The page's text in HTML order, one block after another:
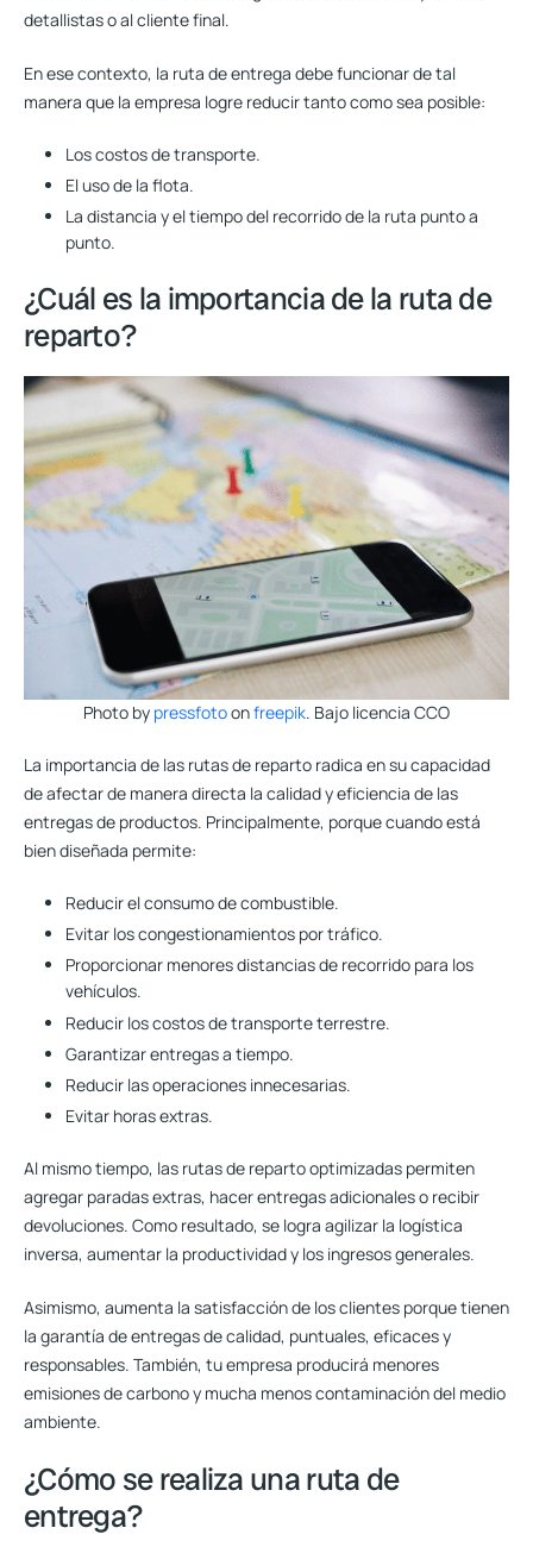
detallistas o al cliente final.
En ese contexto, la ruta de entrega debe funcionar de tal
manera que la empresa logre reducir tanto como sea posible:
Los costos de transporte.
El uso de la flota.
La distancia y el tiempo del recorrido de la ruta punto a
punto.
¿Cuál es la importancia de la ruta de
reparto?
Photo by pressfotoonfreepik. Bajo licencia CCO
La importancia de las rutas de reparto radica en su capacidad
de afectar de manera directa la calidad y eficiencia de las
entregas de productos. Principalmente, porque cuando está
bien diseñada permite:
Reducir el consumo de combustible.
Evitar los congestionamientos por tráfico.
Proporcionar menores distancias de recorrido para los
vehículos.
Reducir los costos de transporte terrestre.
Garantizar entregas a tiempo.
Reducir las operaciones innecesarias.
Evitar horas extras.
Al mismo tiempo, las rutas de reparto optimizadas permiten
agregar paradas extras, hacer entregas adicionales o recibir
devoluciones. Como resultado, se logra agilizar la logística
inversa, aumentar la productividad y los ingresos generales.
Asimismo, aumenta la satisfacción de los clientes porque tienen
la garantía de entregas de calidad, puntuales, eficaces y
responsables. También, tu empresa producirá menores
emisiones de carbono y mucha menos contaminación del medio
ambiente.
¿Cómo se realiza una ruta de
entrega?